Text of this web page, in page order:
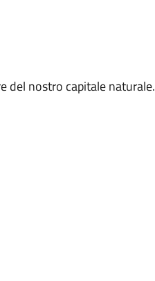
del nostro capitale naturale.